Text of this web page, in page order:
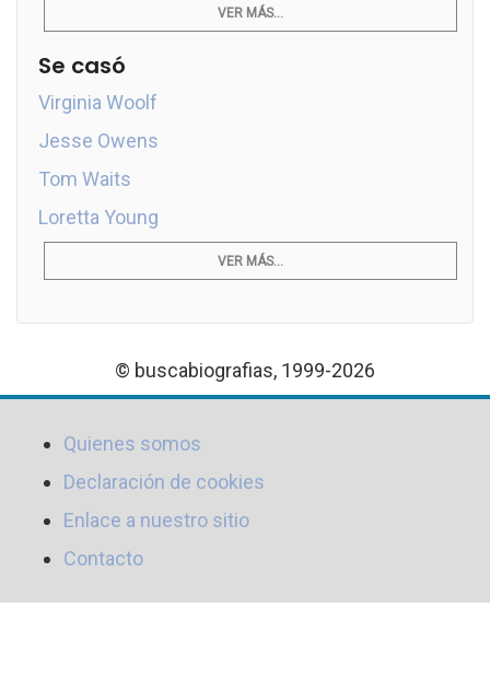
VER MÁS...
Se casó
Virginia Woolf
Jesse Owens
Tom Waits
Loretta Young
VER MÁS...
© buscabiografias, 1999-2026
Quienes somos
Declaración de cookies
Enlace a nuestro sitio
Contacto